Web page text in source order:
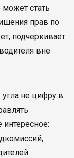
стать
прав по
подчеркивает
вне
угла не цифру в